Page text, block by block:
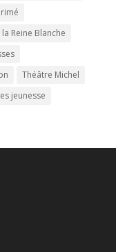
Reine Blanche
Théâtre Michel
jeunesse